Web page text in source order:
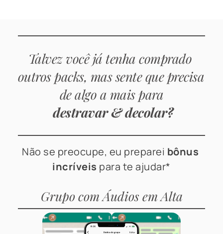
Talvez você já tenha comprado
outros packs, mas sente que precisa
de algo a mais para
destravar & decolar?
Não se preocupe, eu preparei bônus
incríveis para te ajudar*
Grupo com Áudios em Alta